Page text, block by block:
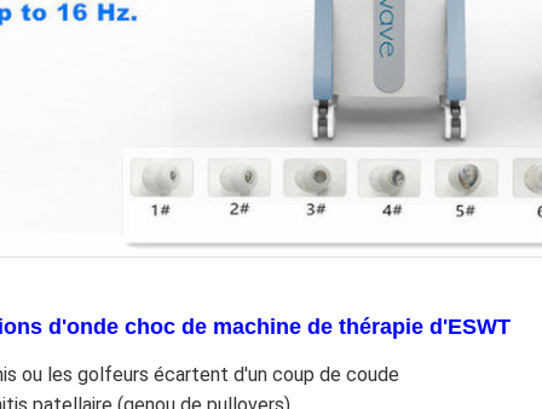
d'onde choc de machine de thérapie d'ESWT
ou les golfeurs écartent d'un coup de coude